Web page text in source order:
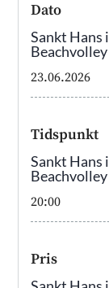
Dato
Sankt Hans
23.06.2026
Tidspunkt
Sankt Hans
20:00
Pris